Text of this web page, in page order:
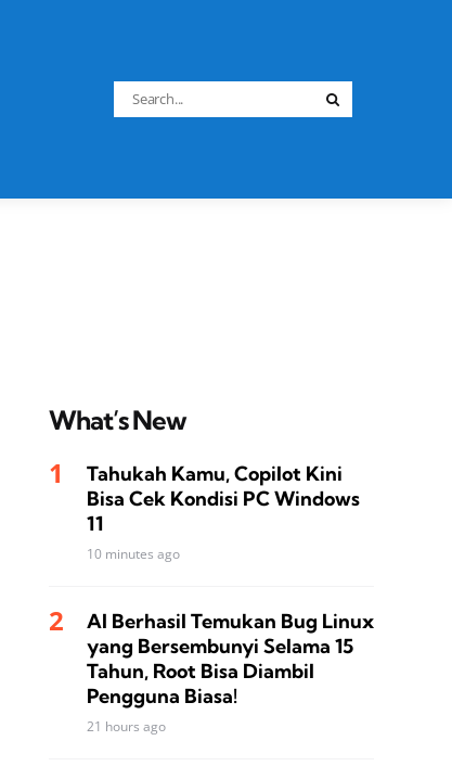
Search
for:
What’s New
Tahukah Kamu, Copilot Kini
Bisa Cek Kondisi PC Windows
11
10 minutes ago
AI Berhasil Temukan Bug Linux
yang Bersembunyi Selama 15
Tahun, Root Bisa Diambil
Pengguna Biasa!
21 hours ago